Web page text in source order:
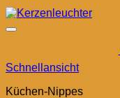
Schnellansicht
Küchen-Nippes